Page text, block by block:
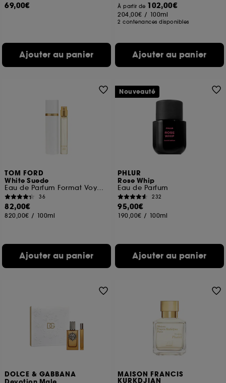
69,00€
Ajouter au panier
À partir de 102,00€
204,00€ / 100ml
2 contenances disponibles
Ajouter au panier
TOM FORD
White Suede
Eau de Parfum Format Voyage
36
82,00€
820,00€ / 100ml
Ajouter au panier
PHLUR
Rose Whip
Eau de Parfum
232
95,00€
190,00€ / 100ml
Ajouter au panier
Nouveauté
DOLCE & GABBANA
MAISON FRANCIS
KURKDJIAN